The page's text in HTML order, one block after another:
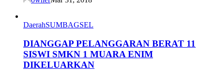
DaerahSUMBAGSEL
DIANGGAP PELANGGARAN BERAT 11
SISWI SMKN 1 MUARA ENIM
DIKELUARKAN